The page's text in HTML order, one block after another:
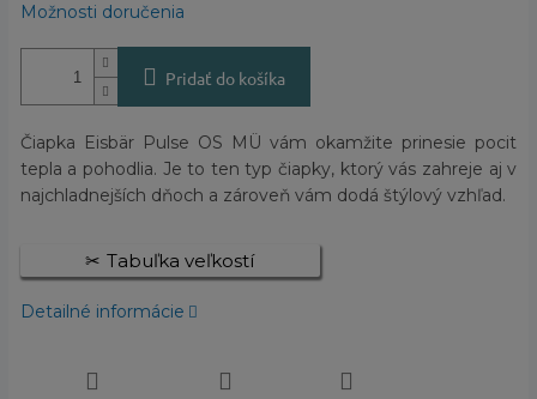
Možnosti doručenia
Pridať do košíka
Čiapka Eisbär Pulse OS MÜ vám okamžite prinesie pocit
tepla a pohodlia. Je to ten typ čiapky, ktorý vás zahreje aj v
najchladnejších dňoch a zároveň vám dodá štýlový vzhľad.
Tabuľka veľkostí
Detailné informácie